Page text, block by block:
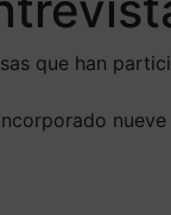
que han